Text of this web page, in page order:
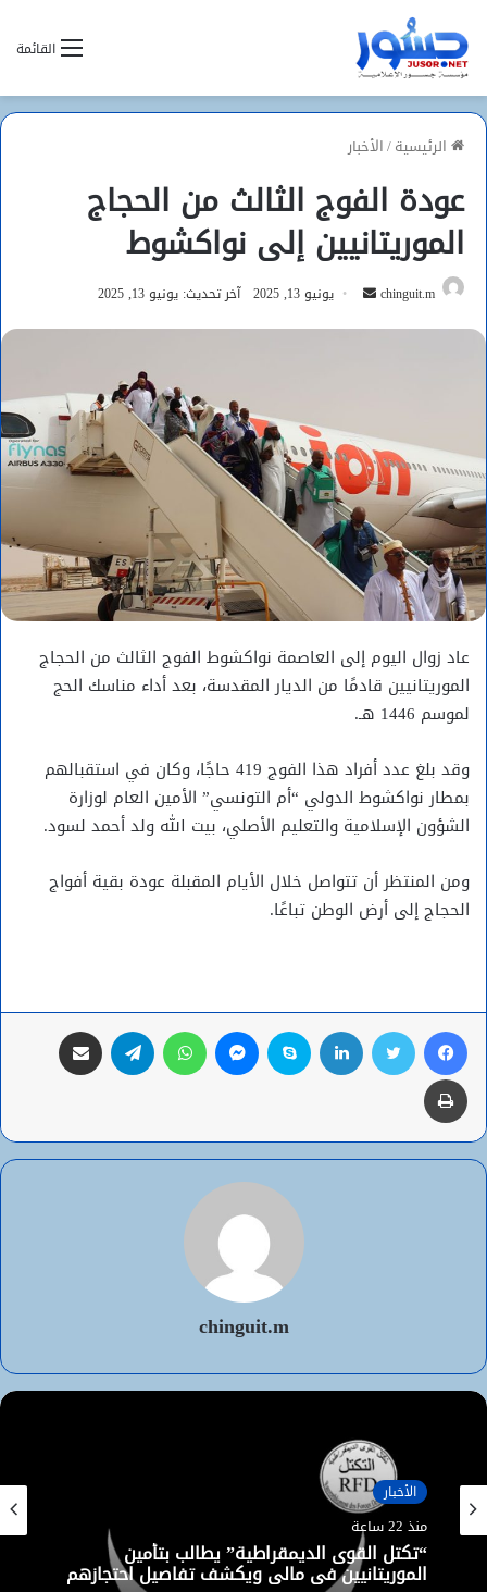
القائمة
الرئيسية/الأخبار
عودة الفوج الثالث من الحجاج
الموريتانيين إلى نواكشوط
chinguit.m
أرسل يونيو 13, 2025 آخر تحديث: يونيو 13, 2025
عاد زوال اليوم إلى العاصمة نواكشوط الفوج الثالث من الحجاج
الموريتانيين قادمًا من الديار المقدسة، بعد أداء مناسك الحج
لموسم 1446 هـ.
وقد بلغ عدد أفراد هذا الفوج 419 حاجًا، وكان في استقبالهم
بمطار نواكشوط الدولي “أم التونسي” الأمين العام لوزارة
الشؤون الإسلامية والتعليم الأصلي، بيت الله ولد أحمد لسود.
ومن المنتظر أن تتواصل خلال الأيام المقبلة عودة بقية أفواج
الحجاج إلى أرض الوطن تباعًا.
فيسبوك تويتر لينكدإن سكايب ماسنجر واتساب تيلقرام
طباعة
chinguit.m
الأخبار
منذ 22 ساعة
“تكتل القوى الديمقراطية” يطالب بتأمين
الموريتانيين في مالي ويكشف تفاصيل احتجازهم